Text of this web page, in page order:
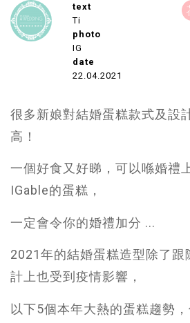
text
Ti
photo
IG
date
22.04.2021
很多新娘對結婚蛋糕款式及設
高！
一個好食又好睇，可以喺婚禮
IGable的蛋糕，
一定會令你的婚禮加分 ...
2021年的結婚蛋糕造型除了跟
計上也受到疫情影響，
以下5個本年大熱的蛋糕趨勢，